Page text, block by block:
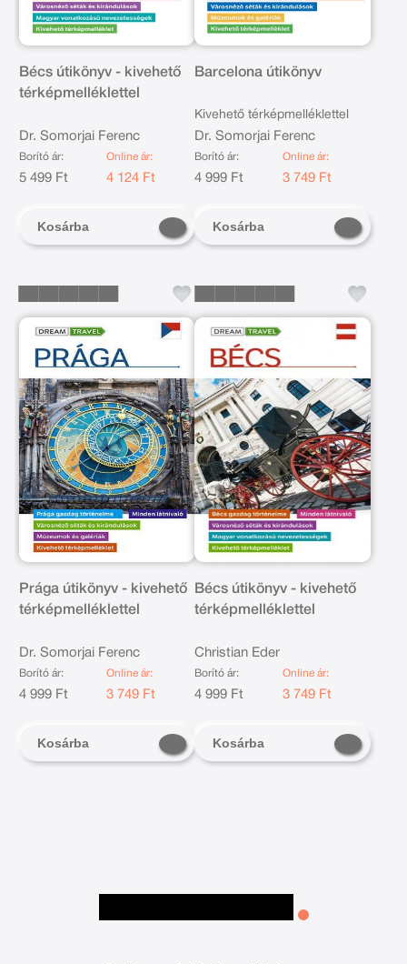
Bécs útikönyv - kivehető
térképmelléklettel
Dr. Somorjai Ferenc
Borító ár:
5 499 Ft
Online ár:
4 124 Ft
Kosárba
Barcelona útikönyv
Kivehető térképmelléklettel
Dr. Somorjai Ferenc
Borító ár:
4 999 Ft
Online ár:
3 749 Ft
Kosárba
Prága útikönyv - kivehető
térképmelléklettel
Dr. Somorjai Ferenc
Borító ár:
4 999 Ft
Online ár:
3 749 Ft
Kosárba
Bécs útikönyv - kivehető
térképmelléklettel
Christian Eder
Borító ár:
4 999 Ft
Online ár:
3 749 Ft
Kosárba